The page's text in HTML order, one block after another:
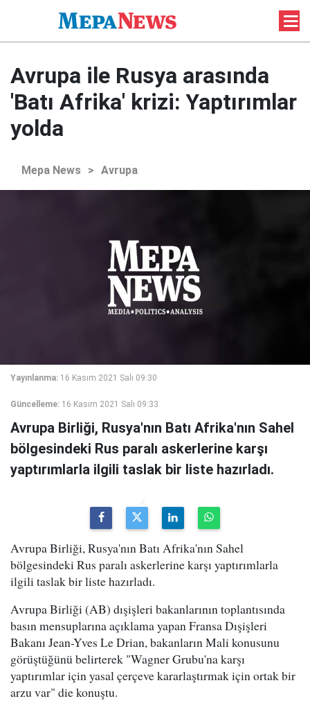
Avrupa ile Rusya arasında
'Batı Afrika' krizi: Yaptırımlar
yolda
Mepa News > Avrupa
Yayınlanma: 16 Kasım 2021 Salı 09:30
Güncelleme: 16 Kasım 2021 Salı 09:33
Avrupa Birliği, Rusya'nın Batı Afrika'nın Sahel
bölgesindeki Rus paralı askerlerine karşı
yaptırımlarla ilgili taslak bir liste hazırladı.
Avrupa Birliği, Rusya'nın Batı Afrika'nın Sahel
bölgesindeki Rus paralı askerlerine karşı yaptırımlarla
ilgili taslak bir liste hazırladı.
Avrupa Birliği (AB) dışişleri bakanlarının toplantısında
basın mensuplarına açıklama yapan Fransa Dışişleri
Bakanı Jean-Yves Le Drian, bakanların Mali konusunu
görüştüğünü belirterek "Wagner Grubu'na karşı
yaptırımlar için yasal çerçeve kararlaştırmak için ortak bir
arzu var" die konuştu.